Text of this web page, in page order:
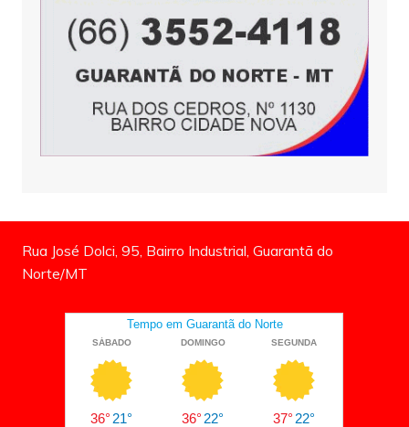
Rua José Dolci, 95, Bairro Industrial, Guarantã do
Norte/MT